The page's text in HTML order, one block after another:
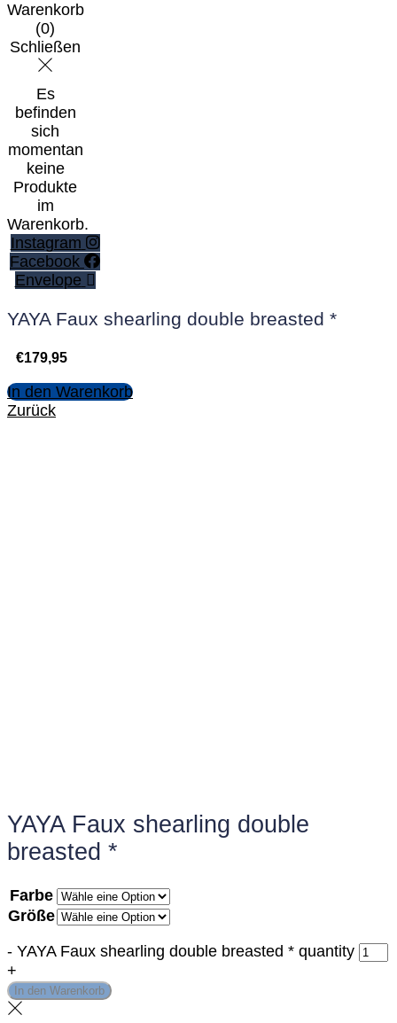
Warenkorb
(0)
Schließen
Es
befinden
sich
momentan
keine
Produkte
im
Warenkorb.
Instagram
Facebook
Envelope
YAYA Faux shearling double breasted *
€179,95
In den Warenkorb
Zurück
YAYA Faux shearling double
breasted *
Farbe
Größe
- YAYA Faux shearling double breasted * quantity
+
In den Warenkorb